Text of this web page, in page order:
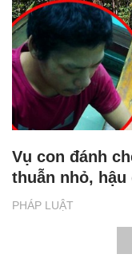
PHÁP LUẬT
Vụ con đánh
thuẫn nhỏ, hậu